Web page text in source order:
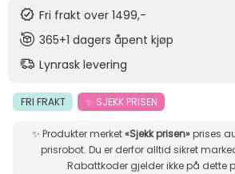
Fri frakt over 1499,-
365+1 dagers åpent kjøp
Lynrask levering
FRI FRAKT ✨ SJEKK PRISEN
✨ Produkter merket«Sjekk prisen»prises
prisrobot. Du er derfor alltid sikret markedets beste pris.
Rabattkoder gjelder ikke på dette